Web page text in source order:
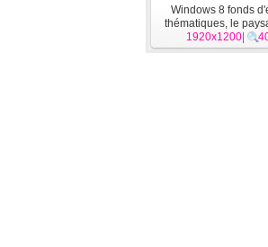
Windows 8 fonds
thématiques, le
l'eau #2
1920x1200